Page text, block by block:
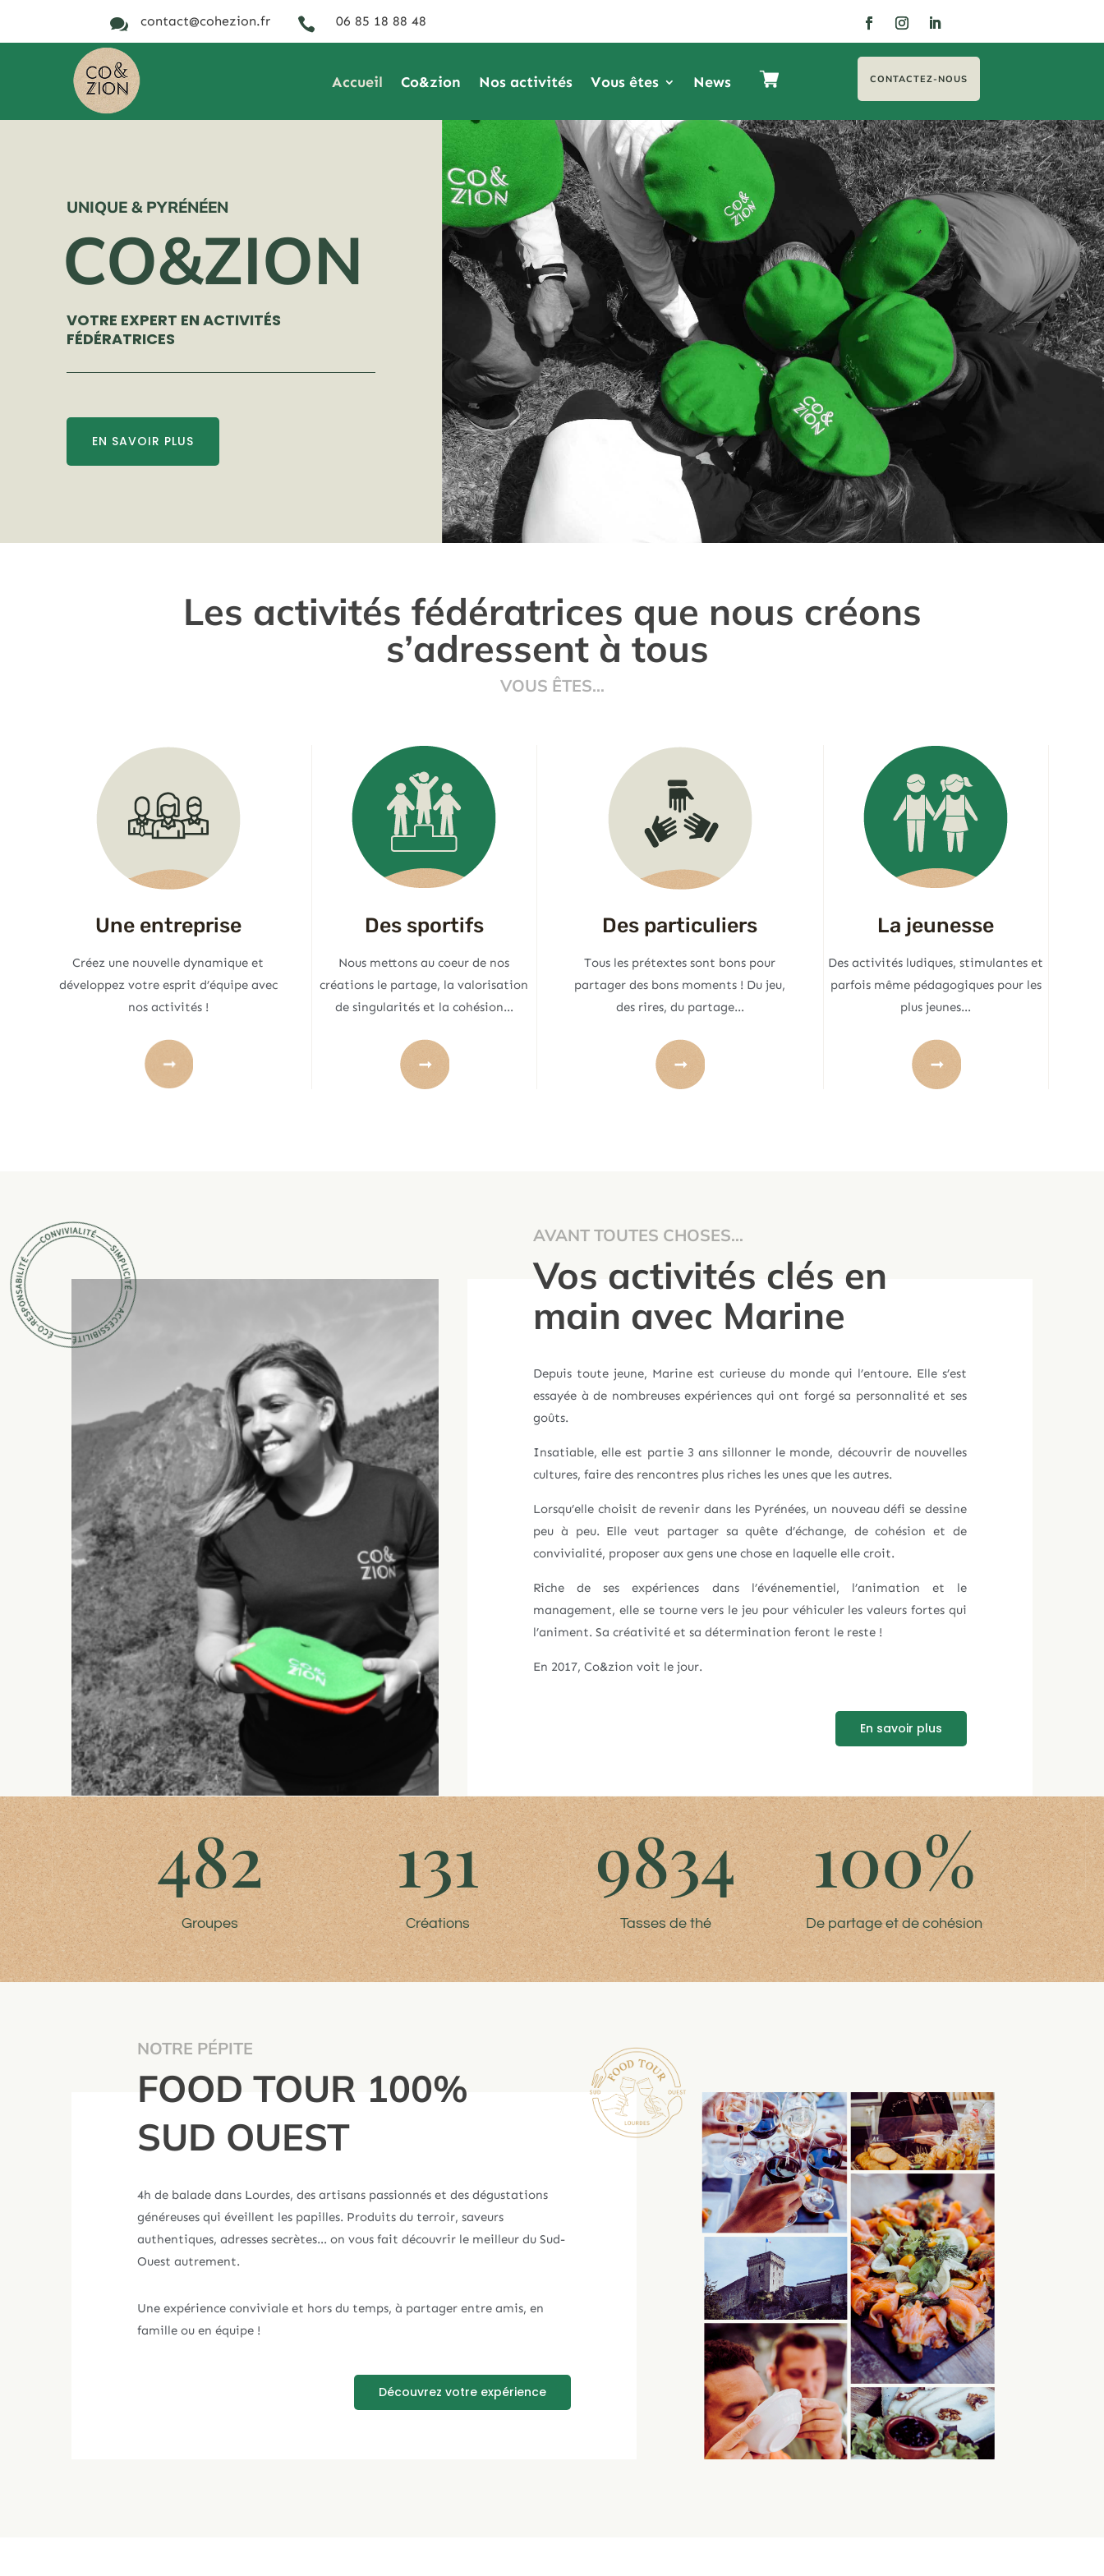
 contact@cohezion.fr  06 85 18 88 48
Accueil Co&zion Nos activités Vous êtes News CONTACTEZ-NOUS
UNIQUE & PYRÉNÉEN
CO&ZION
VOTRE EXPERT EN ACTIVITÉS
FÉDÉRATRICES
EN SAVOIR PLUS
Les activités fédératrices que nous créons
s’adressent à tous
VOUS ÊTES…
Une entreprise
Créez une nouvelle dynamique et
développez votre esprit d’équipe avec
nos activités !
Des sportifs
Nous mettons au coeur de nos
créations le partage, la valorisation
de singularités et la cohésion…
Des particuliers
Tous les prétextes sont bons pour
partager des bons moments ! Du jeu,
des rires, du partage…
La jeunesse
Des activités ludiques, stimulantes et
parfois même pédagogiques pour les
plus jeunes…
AVANT TOUTES CHOSES…
Vos activités clés en
main avec Marine
Depuis toute jeune, Marine est curieuse du monde qui l’entoure. Elle s’est
essayée à de nombreuses expériences qui ont forgé sa personnalité et ses
goûts.
Insatiable, elle est partie 3 ans sillonner le monde, découvrir de nouvelles
cultures, faire des rencontres plus riches les unes que les autres.
Lorsqu’elle choisit de revenir dans les Pyrénées, un nouveau défi se dessine
peu à peu. Elle veut partager sa quête d’échange, de cohésion et de
convivialité, proposer aux gens une chose en laquelle elle croit.
Riche de ses expériences dans l’événementiel, l’animation et le
management, elle se tourne vers le jeu pour véhiculer les valeurs fortes qui
l’animent. Sa créativité et sa détermination feront le reste !
En 2017, Co&zion voit le jour.
En savoir plus
482
Groupes
131
Créations
9834
Tasses de thé
100%
De partage et de cohésion
NOTRE PÉPITE
FOOD TOUR 100%
SUD OUEST
4h de balade dans Lourdes, des artisans passionnés et des dégustations
généreuses qui éveillent les papilles. Produits du terroir, saveurs
authentiques, adresses secrètes… on vous fait découvrir le meilleur du Sud-
Ouest autrement.
Une expérience conviviale et hors du temps, à partager entre amis, en
famille ou en équipe !
Découvrez votre expérience